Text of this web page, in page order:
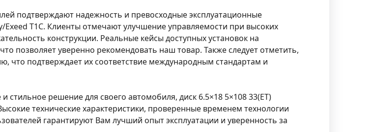
подтверждают надежность и превосходные эксплуатационные
Exeed T1C. Клиенты отмечают улучшение управляемости при высоких
конструкции. Реальные кейсы доступных установок на
позволяет уверенно рекомендовать наш товар. Также следует отметить,
что подтверждает их соответствие международным стандартам и
решение для своего автомобиля, диск 6.5×18 5×108 33(ET)
технические характеристики, проверенные временем технологии
гарантируют Вам лучший опыт эксплуатации и уверенность за